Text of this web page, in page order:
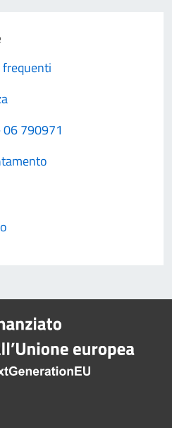
frequenti
06 790971